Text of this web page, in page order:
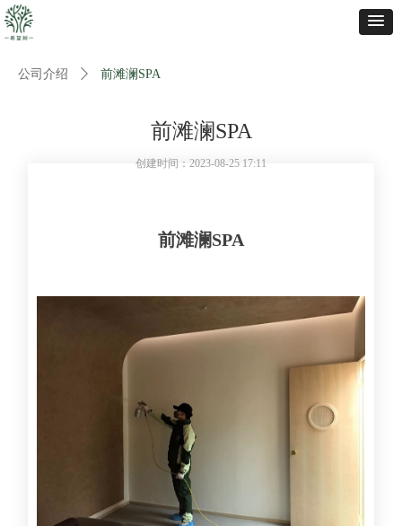
公司介绍 ꄲ 前滩澜SPA
前滩澜SPA
前滩澜SPA
创建时间： 2023-08-25 17:11